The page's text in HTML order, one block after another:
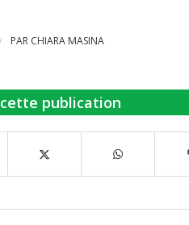
PAR CHIARA MASINA
publication